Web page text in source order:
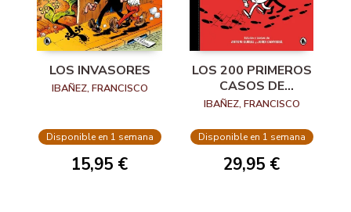
LOS INVASORES
IBAÑEZ, FRANCISCO
Disponible en 1 semana
15,95 €
LOS 200 PRIMEROS
CASOS DE
MORTADELO Y
IBAÑEZ, FRANCISCO
Disponible en 1 semana
29,95 €